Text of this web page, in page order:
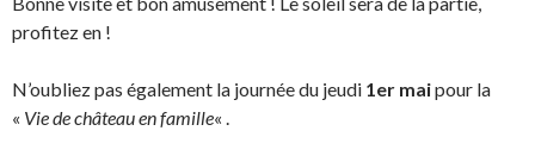
profitez en !
N’oubliez pas également la journée du jeudi 1er maipour la
« Vie de château en famille« .